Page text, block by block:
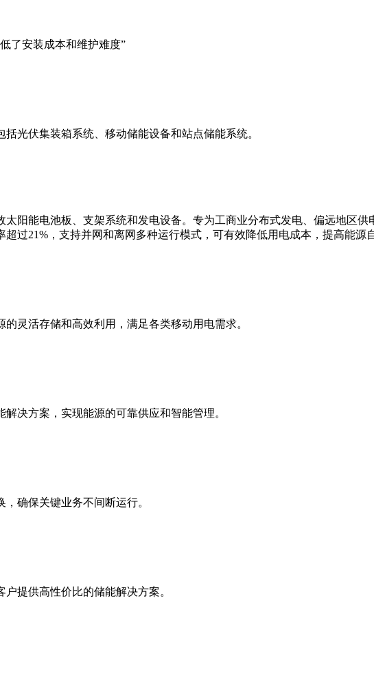
了安装成本和维护难度”
光伏集装箱系统、移动储能设备和站点储能系统。
阳能电池板、支架系统和发电设备。专为工商业分布式发电、偏远地区
过21%，支持并网和离网多种运行模式，可有效降低用电成本，提高能源
灵活存储和高效利用，满足各类移动用电需求。
决方案，实现能源的可靠供应和智能管理。
确保关键业务不间断运行。
提供高性价比的储能解决方案。